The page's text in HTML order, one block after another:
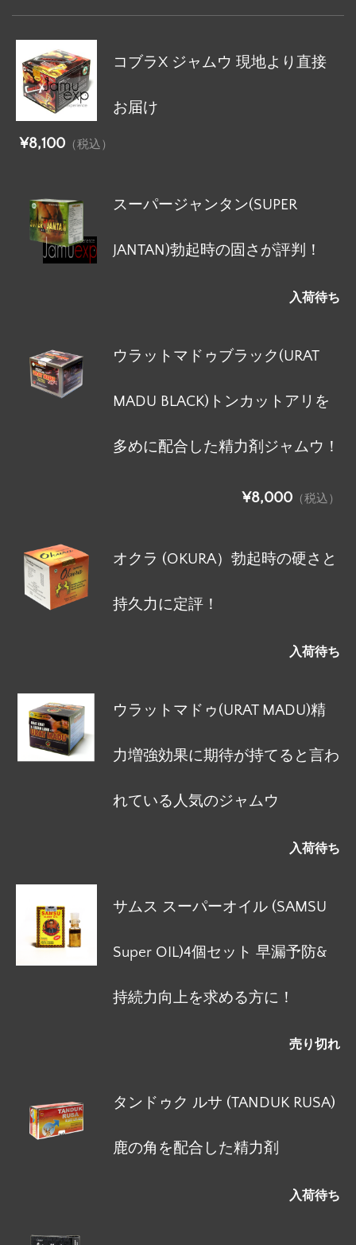
コブラX ジャムウ 現地より直接
お届け
¥8,100 （税込）
スーパージャンタン(SUPER
JANTAN)勃起時の固さが評判！
入荷待ち
ウラットマドゥブラック(URAT
MADU BLACK)トンカットアリを
多めに配合した精力剤ジャムウ！
¥8,000 （税込）
オクラ (OKURA）勃起時の硬さと
持久力に定評！
入荷待ち
ウラットマドゥ(URAT MADU)精
力増強効果に期待が持てると言わ
れている人気のジャムウ
入荷待ち
サムス スーパーオイル (SAMSU
Super OIL)4個セット 早漏予防&
持続力向上を求める方に！
売り切れ
タンドゥク ルサ (TANDUK RUSA)
鹿の角を配合した精力剤
入荷待ち